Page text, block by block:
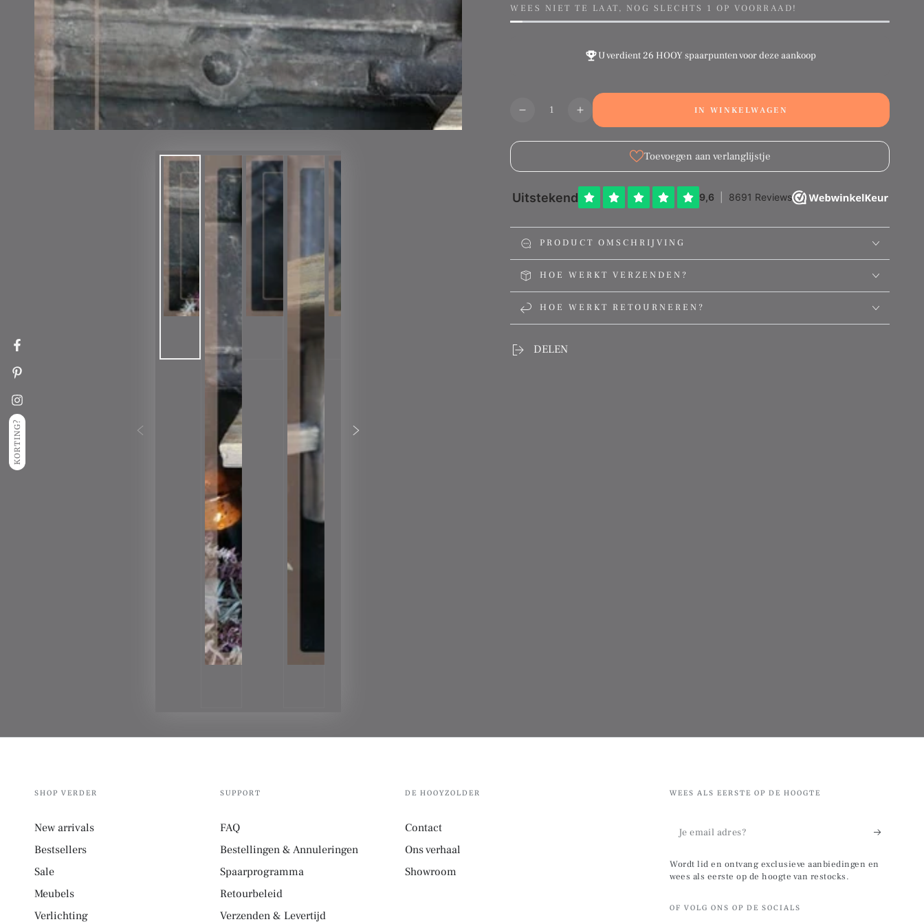
WEES NIET TE LAAT, NOG SLECHTS 1 OP VOORRAAD!
U verdient26 HOOY spaarpuntenvoor deze aankoop
Aantal
Translation
nl.products.product.quantity.decrease
Translation
missing:
nl.products.product.quantity.increase
IN WINKELWAGEN
Toevoegen aan verlanglijstje
PRODUCT OMSCHRIJVING
HOE WERKT VERZENDEN?
HOE WERKT RETOURNEREN?
DELEN
SHOP VERDER
New arrivals
Bestsellers
Sale
Meubels
Verlichting
SUPPORT
FAQ
Bestellingen & Annuleringen
Spaarprogramma
Retourbeleid
Verzenden & Levertijd
DE HOOYZOLDER
Contact
Ons verhaal
Showroom
WEES ALS EERSTE OP DE HOOGTE
adres?
Wordt lid en ontvang exclusieve aanbiedingen en
wees als eerste op de hoogte van restocks.
OF VOLG ONS OP DE SOCIALS
Facebook
Pinterest
Instagram
KORTING?